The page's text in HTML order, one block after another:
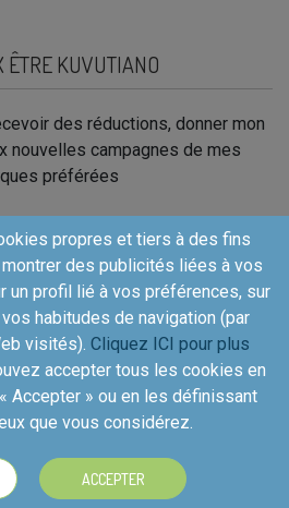
ÊTRE KUVUTIANO
des réductions, donner mon
nouvelles campagnes de mes
préférées
UN COMPTE GRATUIT
- All rights reserved, Calle Iriarte
28028 Madrid, Spain
propres et tiers à des fins
montrer des publicités liées à vos
un profil lié à vos préférences, sur
habitudes de navigation (par
visités). Cliquez ICI pour plus
accepter tous les cookies en
Accepter » ou en les définissant
que vous considérez.
ACCEPTER